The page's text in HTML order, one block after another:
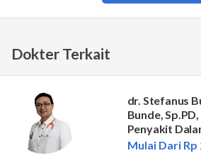
Dokter Terkait